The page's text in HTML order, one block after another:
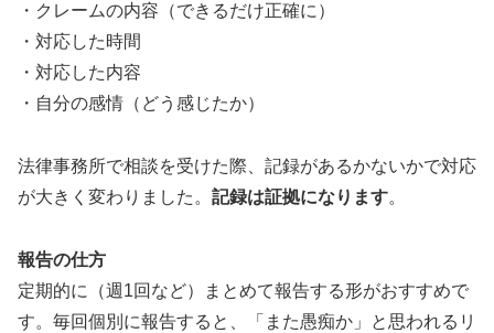
・クレームの内容（できるだけ正確に）
・対応した時間
・対応した内容
・自分の感情（どう感じたか）
法律事務所で相談を受けた際、記録があるかないかで対応
が大きく変わりました。 記録は証拠になります。
報告の仕方
定期的に（週1回など）まとめて報告する形がおすすめで
す。毎回個別に報告すると、「また愚痴か」と思われるリ